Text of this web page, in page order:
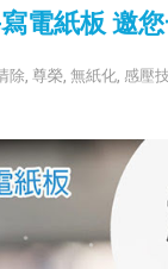
寫電紙板 邀
除, 尊榮, 無紙化, 感壓